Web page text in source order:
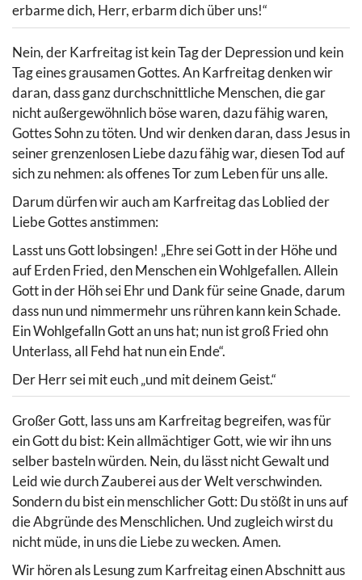
erbarme dich, Herr, erbarm dich über uns!“
Nein, der Karfreitag ist kein Tag der Depression und kein
Tag eines grausamen Gottes. An Karfreitag denken wir
daran, dass ganz durchschnittliche Menschen, die gar
nicht außergewöhnlich böse waren, dazu fähig waren,
Gottes Sohn zu töten. Und wir denken daran, dass Jesus in
seiner grenzenlosen Liebe dazu fähig war, diesen Tod auf
sich zu nehmen: als offenes Tor zum Leben für uns alle.
Darum dürfen wir auch am Karfreitag das Loblied der
Liebe Gottes anstimmen:
Lasst uns Gott lobsingen! „Ehre sei Gott in der Höhe und
auf Erden Fried, den Menschen ein Wohlgefallen. Allein
Gott in der Höh sei Ehr und Dank für seine Gnade, darum
dass nun und nimmermehr uns rühren kann kein Schade.
Ein Wohlgefalln Gott an uns hat; nun ist groß Fried ohn
Unterlass, all Fehd hat nun ein Ende“.
Der Herr sei mit euch „und mit deinem Geist.“
Großer Gott, lass uns am Karfreitag begreifen, was für
ein Gott du bist: Kein allmächtiger Gott, wie wir ihn uns
selber basteln würden. Nein, du lässt nicht Gewalt und
Leid wie durch Zauberei aus der Welt verschwinden.
Sondern du bist ein menschlicher Gott: Du stößt in uns auf
die Abgründe des Menschlichen. Und zugleich wirst du
nicht müde, in uns die Liebe zu wecken. Amen.
Wir hören als Lesung zum Karfreitag einen Abschnitt aus